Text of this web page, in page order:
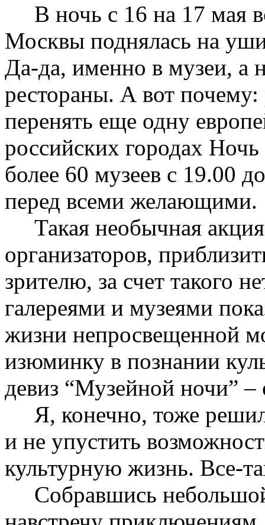
В ночь с 16 на 17 мая
Москвы поднялась на
Да-да, именно в музеи, а
рестораны. А вот
перенять еще одну
российских городах
более 60 музеев с 19.00
перед всеми желающими.
Такая необычная
организаторов,
зрителю, за счет такого
галереями и музеями
жизни непросвещенной
изюминку в познании
девиз “Музейной ночи” –
Я, конечно, тоже
и не упустить
культурную жизнь. Все-
Собравшись